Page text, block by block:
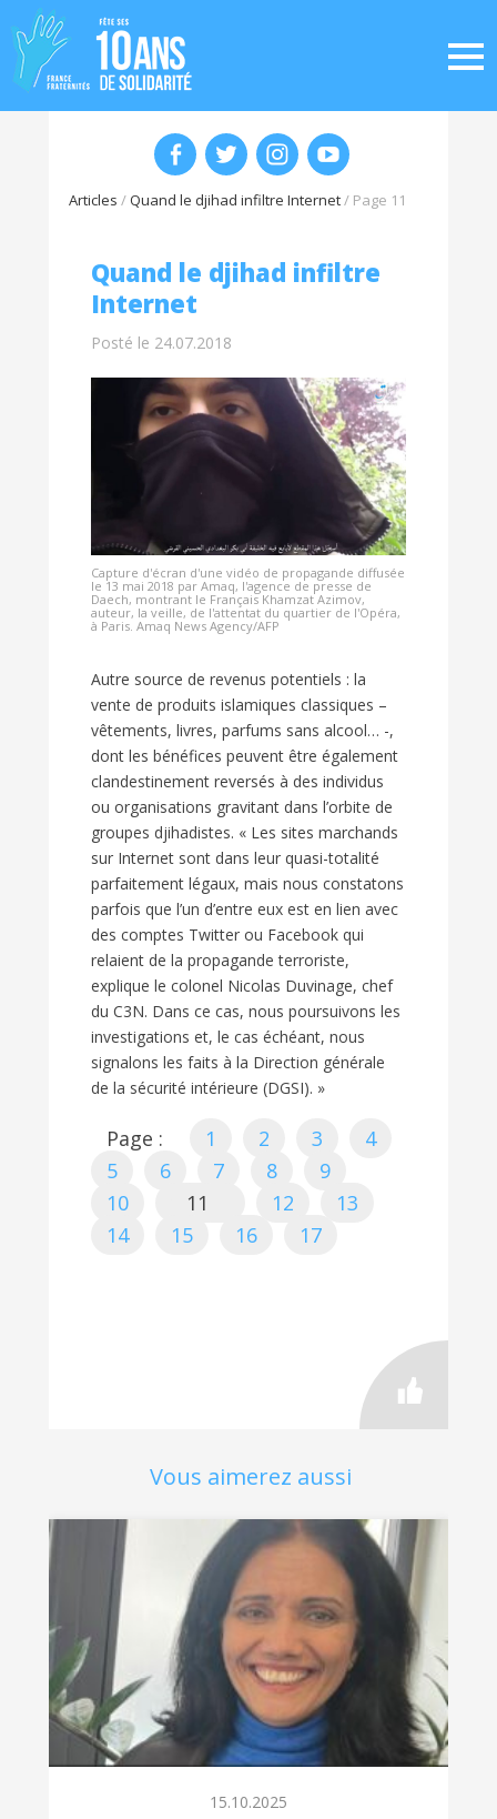
Articles /Quand le djihad infiltre Internet/ Page 11
Quand le djihad infiltre
Internet
Posté le 24.07.2018
Capture d'écran d'une vidéo de propagande diffusée
le 13 mai 2018 par Amaq, l'agence de presse de
Daech, montrant le Français Khamzat Azimov,
auteur, la veille, de l'attentat du quartier de l'Opéra,
à Paris. Amaq News Agency/AFP
Autre source de revenus potentiels : la
vente de produits islamiques classiques –
vêtements, livres, parfums sans alcool… -,
dont les bénéfices peuvent être également
clandestinement reversés à des individus
ou organisations gravitant dans l’orbite de
groupes djihadistes. « Les sites marchands
sur Internet sont dans leur quasi-totalité
parfaitement légaux, mais nous constatons
parfois que l’un d’entre eux est en lien avec
des comptes Twitter ou Facebook qui
relaient de la propagande terroriste,
explique le colonel Nicolas Duvinage, chef
du C3N. Dans ce cas, nous poursuivons les
investigations et, le cas échéant, nous
signalons les faits à la Direction générale
de la sécurité intérieure (DGSI). »
Page : 1 2 3
4
5
6 7 8
9
10
11 12
13
14
15 16 17
Vous aimerez aussi
15.10.2025